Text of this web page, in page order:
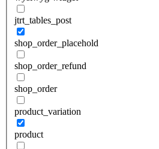
jtrt_tables_post
shop_order_placehold
shop_order_refund
shop_order
product_variation
product